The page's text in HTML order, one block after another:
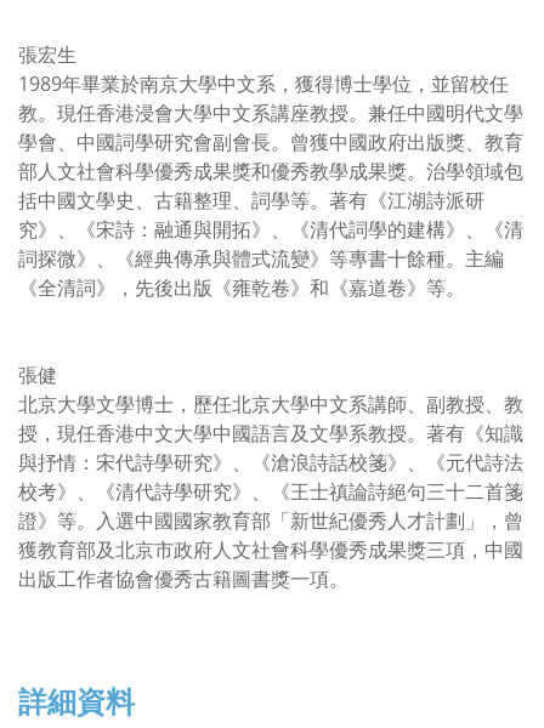
張宏生
1989年畢業於南京大學中文系，獲得博士學位，並留校任
教。現任香港浸會大學中文系講座教授。兼任中國明代文學
學會、中國詞學研究會副會長。曾獲中國政府出版獎、教育
部人文社會科學優秀成果獎和優秀教學成果獎。治學領域包
括中國文學史、古籍整理、詞學等。著有《江湖詩派研
究》、《宋詩：融通與開拓》、《清代詞學的建構》、《清
詞探微》、《經典傳承與體式流變》等專書十餘種。主編
《全清詞》，先後出版《雍乾卷》和《嘉道卷》等。
張健
北京大學文學博士，歷任北京大學中文系講師、副教授、教
授，現任香港中文大學中國語言及文學系教授。著有《知識
與抒情：宋代詩學研究》、《滄浪詩話校箋》、《元代詩法
校考》、《清代詩學研究》、《王士禛論詩絕句三十二首箋
證》等。入選中國國家教育部「新世紀優秀人才計劃」，曾
獲教育部及北京市政府人文社會科學優秀成果獎三項，中國
出版工作者協會優秀古籍圖書獎一項。
詳細資料